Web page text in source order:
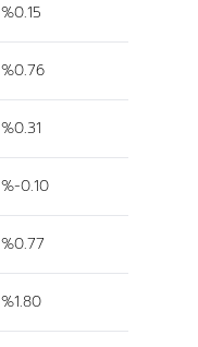
%0.15
%0.76
%0.31
%-0.10
%0.77
%1.80